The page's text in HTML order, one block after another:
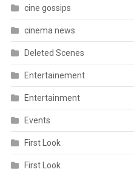
cine gossips
cinema news
Deleted Scenes
Entertainement
Entertainment
Events
First Look
First Look